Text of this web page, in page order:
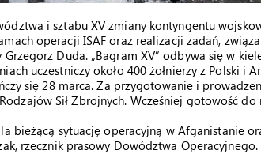
i sztabu XV zmiany kontyngentu
operacji ISAF oraz realizacji zadań,
Grzegorz Duda. „Bagram XV” odbywa się w
uczestniczy około 400 żołnierzy z Polski i
się 28 marca. Za przygotowanie i
Sił Zbrojnych. Wcześniej gotowość
bieżącą sytuację operacyjną w Afganistanie
rzecznik prasowy Dowództwa Operacyjnego.